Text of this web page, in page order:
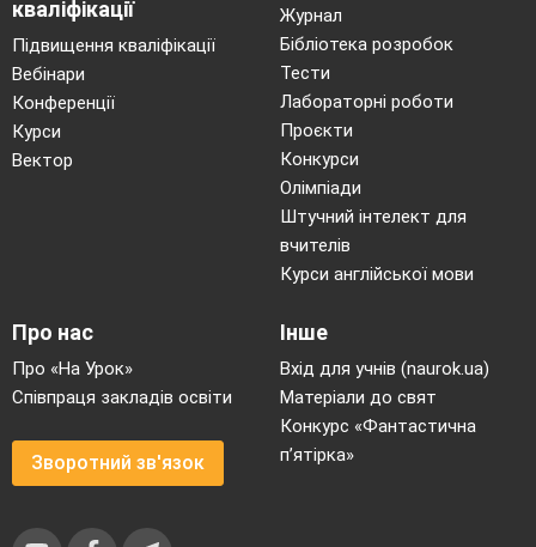
кваліфікації
Підвищення кваліфікації
Вебінари
Конференції
Курси
Вектор
Журнал
Бібліотека розробок
Тести
Лабораторні роботи
Проєкти
Конкурси
Олімпіади
Штучний інтелект для
вчителів
Курси англійської мови
Про нас
Про «На Урок»
Співпраця закладів освіти
Зворотний зв'язок
Інше
Вхід для учнів (naurok.ua)
Матеріали до свят
Конкурс «Фантастична
п’ятірка»